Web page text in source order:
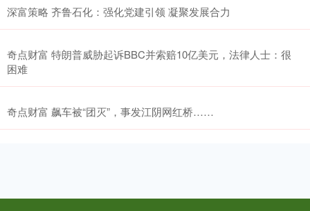
深富策略 齐鲁石化：强化党建引领 凝聚发展合力
奇点财富 特朗普威胁起诉BBC并索赔10亿美元，法律人士：很
困难
奇点财富 飙车被“团灭”，事发江阴网红桥……